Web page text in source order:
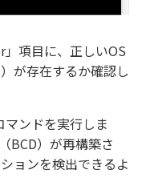
項目に、正しいOS
が存在するか確認し
ンドを実行しま
BCD）が再構築さ
ョンを検出できるよ